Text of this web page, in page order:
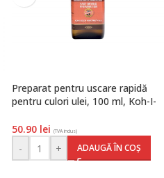
Preparat pentru uscare rapidă
pentru culori ulei, 100 ml, Koh-I-
50.90 lei (TVA inclus)
- + ADAUGĂ ÎN COȘ